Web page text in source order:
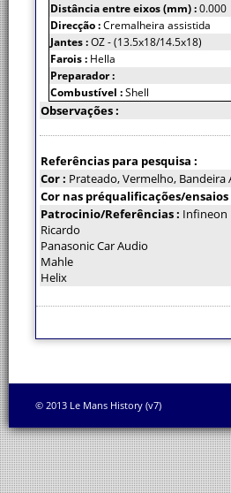
Distância entre eixos (mm) :0.000
Direcção :Cremalheira assistida
Jantes :OZ - (13.5x18/14.5x18)
Farois : Hella
Preparador :
Combustível :Shell
Observações :
Referências para pesquisa :
Cor : Prateado, Vermelho, Bandeira
Cor nas préqualificações/ensaios
Patrocinio/Referências : Infineon
Ricardo
Panasonic Car Audio
Mahle
Helix
© 2013 Le Mans History (v7)